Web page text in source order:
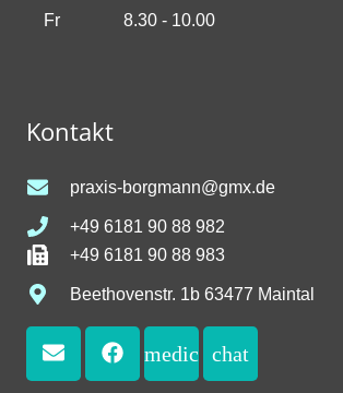
Fr 8.30 - 10.00
Kontakt
praxis-borgmann@gmx.de
+49 6181 90 88 982
+49 6181 90 88 983
Beethovenstr. 1b 63477 Maintal
medical_services
chat